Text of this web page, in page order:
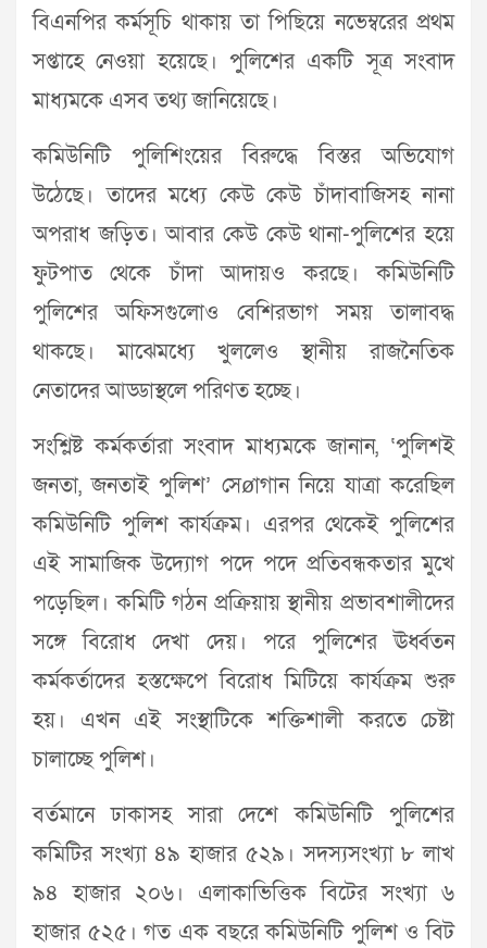
বিএনপির কর্মসূচি থাকায় তা পিছিয়ে নভেম্বরের প্রথম
সপ্তাহে নেওয়া হয়েছে। পুলিশের একটি সূত্র সংবাদ
মাধ্যমকে এসব তথ্য জানিয়েছে।
কমিউনিটি পুলিশিংয়ের বিরুদ্ধে বিস্তর অভিযোগ
উঠেছে। তাদের মধ্যে কেউ কেউ চাঁদাবাজিসহ নানা
অপরাধ জড়িত। আবার কেউ কেউ থানা-পুলিশের হয়ে
ফুটপাত থেকে চাঁদা আদায়ও করছে। কমিউনিটি
পুলিশের অফিসগুলোও বেশিরভাগ সময় তালাবদ্ধ
থাকছে। মাঝেমধ্যে খুললেও স্থানীয় রাজনৈতিক
নেতাদের আড্ডাস্থলে পরিণত হচ্ছে।
সংশ্লিষ্ট কর্মকর্তারা সংবাদ মাধ্যমকে জানান, ‘পুলিশই
জনতা, জনতাই পুলিশ’ সেøাগান নিয়ে যাত্রা করেছিল
কমিউনিটি পুলিশ কার্যক্রম। এরপর থেকেই পুলিশের
এই সামাজিক উদ্যোগ পদে পদে প্রতিবন্ধকতার মুখে
পড়েছিল। কমিটি গঠন প্রক্রিয়ায় স্থানীয় প্রভাবশালীদের
সঙ্গে বিরোধ দেখা দেয়। পরে পুলিশের ঊর্ধ্বতন
কর্মকর্তাদের হস্তক্ষেপে বিরোধ মিটিয়ে কার্যক্রম শুরু
হয়। এখন এই সংস্থাটিকে শক্তিশালী করতে চেষ্টা
চালাচ্ছে পুলিশ।
বর্তমানে ঢাকাসহ সারা দেশে কমিউনিটি পুলিশের
কমিটির সংখ্যা ৪৯ হাজার ৫২৯। সদস্যসংখ্যা ৮ লাখ
৯৪ হাজার ২০৬। এলাকাভিত্তিক বিটের সংখ্যা ৬
হাজার ৫২৫। গত এক বছরে কমিউনিটি পুলিশ ও বিট